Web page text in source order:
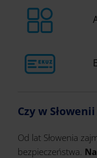
Czy w
Od lat Słowenia
bezpieczeństwa.